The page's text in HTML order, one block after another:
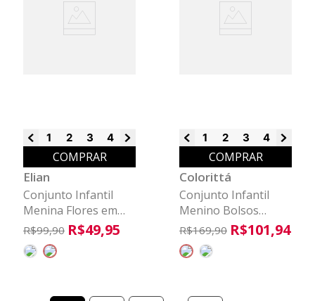
1 2 3 4 6
COMPRAR
Elian
Conjunto Infantil
Menina Flores em
Puff Elian Coral
R$99,90 R$49,95
1 2 3 4 6
COMPRAR
Colorittá
Conjunto Infantil
Menino Bolsos
Cargo Colorittá
Preto
R$169,90 R$101,94